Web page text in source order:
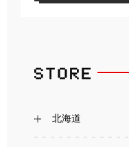
北海道